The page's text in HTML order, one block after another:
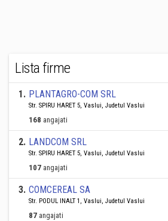
Lista firme
1. PLANTAGRO-COM SRL
Str. SPIRU HARET 5, Vaslui, Judetul Vaslui
168 angajati
2. LANDCOM SRL
Str. SPIRU HARET 5, Vaslui, Judetul Vaslui
107 angajati
3. COMCEREAL SA
Str. PODUL INALT 1, Vaslui, Judetul Vaslui
87 angajati